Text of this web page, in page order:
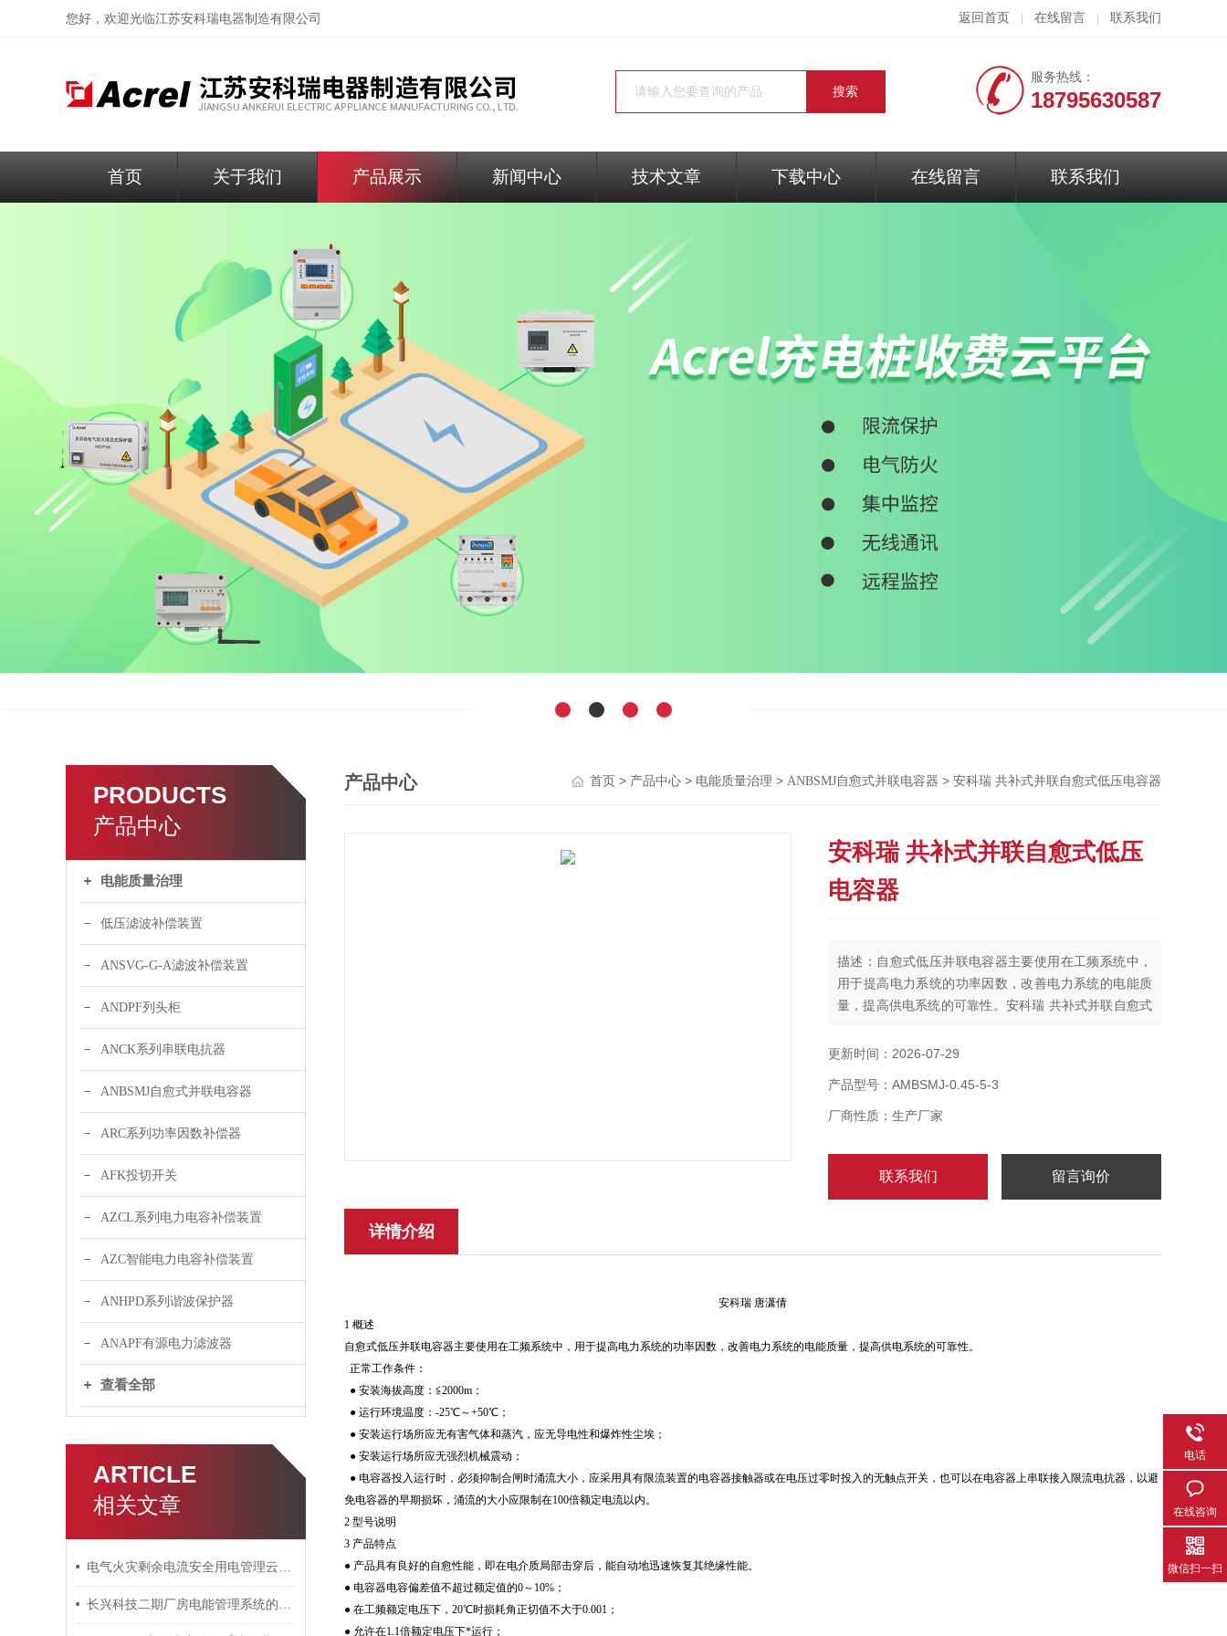
您好，欢迎光临江苏安科瑞电器制造有限公司 返回首页 在线留言 联系我们
服务热线：
18795630587
首页 关于我们 产品展示 新闻中心 技术文章 下载中心 在线留言 联系我们
PRODUCTS
产品中心
电能质量治理
低压滤波补偿装置
ANSVG-G-A滤波补偿装置
ANDPF列头柜
ANCK系列串联电抗器
ANBSMJ自愈式并联电容器
ARC系列功率因数补偿器
AFK投切开关
AZCL系列电力电容补偿装置
AZC智能电力电容补偿装置
ANHPD系列谐波保护器
ANAPF有源电力滤波器
查看全部
ARTICLE
相关文章
产品中心 首页 > 产品中心 > 电能质量治理 > ANBSMJ自愈式并联电容器 > 安科瑞 共补式并联自愈式低压电容器
安科瑞 共补式并联自愈式低压
电容器
描述：自愈式低压并联电容器主要使用在工频系统中，
用于提高电力系统的功率因数，改善电力系统的电能质
量，提高供电系统的可靠性。安科瑞 共补式并联自愈式
更新时间：2026-07-29
产品型号：AMBSMJ-0.45-5-3
厂商性质：生产厂家
联系我们 留言询价
详情介绍
安科瑞 唐潇倩
1 概述
自愈式低压并联电容器主要使用在工频系统中，用于提高电力系统的功率因数，改善电力系统的电能质量，提高供电系统的可靠性。
正常工作条件：
● 安装海拔高度：≦2000m；
● 运行环境温度：-25℃～+50℃；
● 安装运行场所应无有害气体和蒸汽，应无导电性和爆炸性尘埃；
● 安装运行场所应无强烈机械震动；
● 电容器投入运行时，必须抑制合闸时涌流大小，应采用具有限流装置的电容器接触器或在电压过零时投入的无触点开关，也可以在电容器上串联接入限流电抗器，以避
免电容器的早期损坏，涌流的大小应限制在100倍额定电流以内。
2 型号说明
3 产品特点
● 产品具有良好的自愈性能，即在电介质局部击穿后，能自动地迅速恢复其绝缘性能。
● 电容器电容偏差值不超过额定值的0～10%；
● 在工频额定电压下，20℃时损耗角正切值不大于0.001；
● 允许在1.1倍额定电压下*运行；
电话
在线咨询
微信扫一扫